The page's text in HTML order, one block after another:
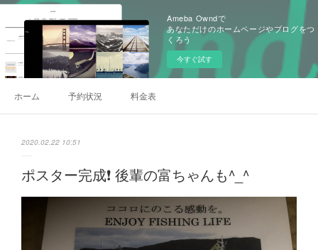
Ameba Owndで
あなただけのホームページやブログをつ
くろう
今すぐ試す
ホーム 予約状況 料金表
2020.02.22 10:51
ポスター完成❗️ 後輩の富ちゃんも^_^